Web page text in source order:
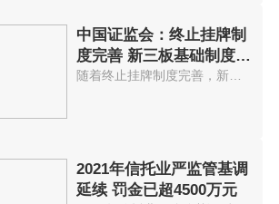
中国证监会：终止挂牌制
度完善 新三板基础制度建
设持续发
随着终止挂牌制度完善，新三板基...
2021年信托业严监管基调
延续 罚金已超4500万元